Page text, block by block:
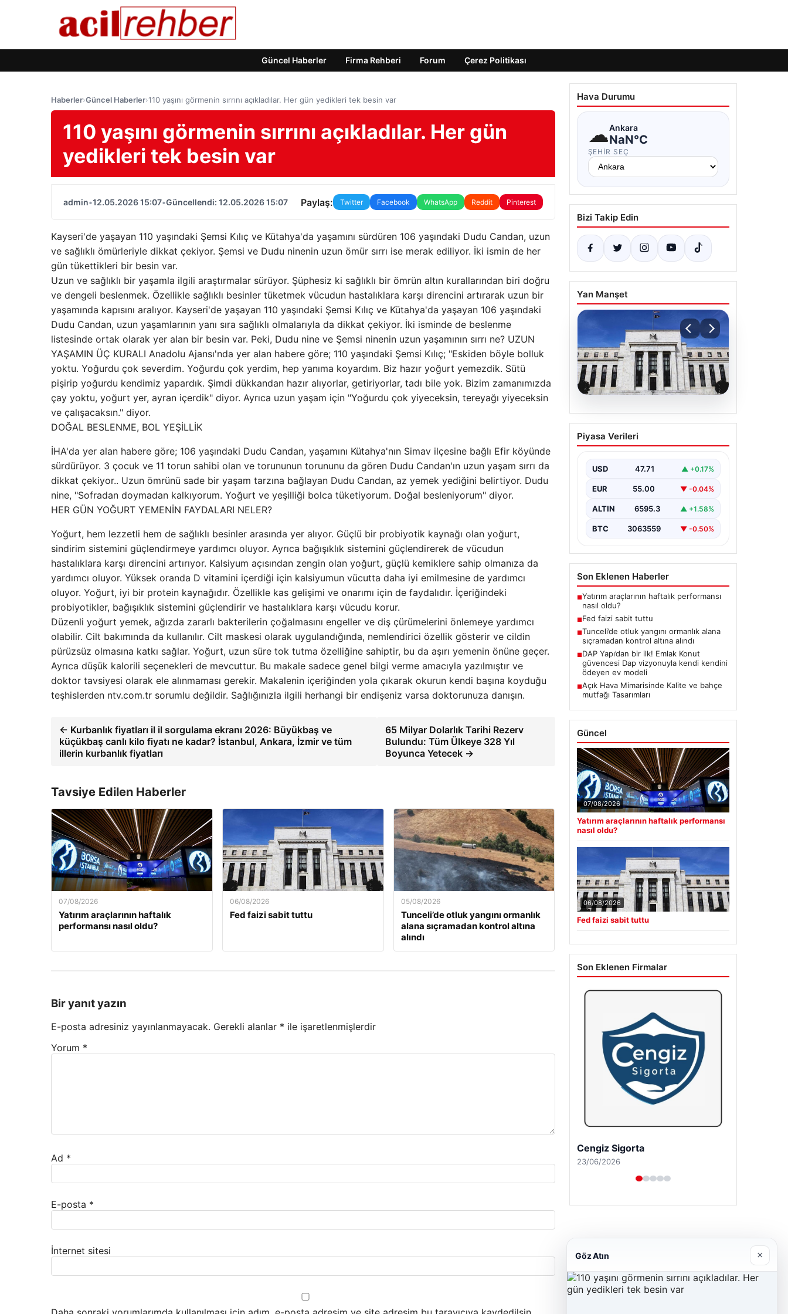
Güncel Haberler Firma Rehberi Forum Çerez Politikası
Haberler›Güncel Haberler›110 yaşını görmenin sırrını açıkladılar. Her gün yedikleri tek besin var
110 yaşını görmenin sırrını açıkladılar. Her gün
yedikleri tek besin var
admin•12.05.2026 15:07•Güncellendi: 12.05.2026 15:07 Paylaş: Twitter Facebook WhatsApp Reddit Pinterest
Kayseri'de yaşayan 110 yaşındaki Şemsi Kılıç ve Kütahya'da yaşamını sürdüren 106 yaşındaki Dudu Candan, uzun
ve sağlıklı ömürleriyle dikkat çekiyor. Şemsi ve Dudu ninenin uzun ömür sırrı ise merak ediliyor. İki ismin de her
gün tükettikleri bir besin var.
Uzun ve sağlıklı bir yaşamla ilgili araştırmalar sürüyor. Şüphesiz ki sağlıklı bir ömrün altın kurallarından biri doğru
ve dengeli beslenmek. Özellikle sağlıklı besinler tüketmek vücudun hastalıklara karşı direncini artırarak uzun bir
yaşamında kapısını aralıyor. Kayseri'de yaşayan 110 yaşındaki Şemsi Kılıç ve Kütahya'da yaşayan 106 yaşındaki
Dudu Candan, uzun yaşamlarının yanı sıra sağlıklı olmalarıyla da dikkat çekiyor. İki isminde de beslenme
listesinde ortak olarak yer alan bir besin var. Peki, Dudu nine ve Şemsi ninenin uzun yaşamının sırrı ne? UZUN
YAŞAMIN ÜÇ KURALI Anadolu Ajansı'nda yer alan habere göre; 110 yaşındaki Şemsi Kılıç; "Eskiden böyle bolluk
yoktu. Yoğurdu çok severdim. Yoğurdu çok yerdim, hep yanıma koyardım. Biz hazır yoğurt yemezdik. Sütü
pişirip yoğurdu kendimiz yapardık. Şimdi dükkandan hazır alıyorlar, getiriyorlar, tadı bile yok. Bizim zamanımızda
çay yoktu, yoğurt yer, ayran içerdik" diyor. Ayrıca uzun yaşam için "Yoğurdu çok yiyeceksin, tereyağı yiyeceksin
ve çalışacaksın." diyor.
DOĞAL BESLENME, BOL YEŞİLLİK
İHA'da yer alan habere göre; 106 yaşındaki Dudu Candan, yaşamını Kütahya'nın Simav ilçesine bağlı Efir köyünde
sürdürüyor. 3 çocuk ve 11 torun sahibi olan ve torununun torununu da gören Dudu Candan'ın uzun yaşam sırrı da
dikkat çekiyor.. Uzun ömrünü sade bir yaşam tarzına bağlayan Dudu Candan, az yemek yediğini belirtiyor. Dudu
nine, "Sofradan doymadan kalkıyorum. Yoğurt ve yeşilliği bolca tüketiyorum. Doğal besleniyorum" diyor.
HER GÜN YOĞURT YEMENİN FAYDALARI NELER?
Yoğurt, hem lezzetli hem de sağlıklı besinler arasında yer alıyor. Güçlü bir probiyotik kaynağı olan yoğurt,
sindirim sistemini güçlendirmeye yardımcı oluyor. Ayrıca bağışıklık sistemini güçlendirerek de vücudun
hastalıklara karşı direncini artırıyor. Kalsiyum açısından zengin olan yoğurt, güçlü kemiklere sahip olmanıza da
yardımcı oluyor. Yüksek oranda D vitamini içerdiği için kalsiyumun vücutta daha iyi emilmesine de yardımcı
oluyor. Yoğurt, iyi bir protein kaynağıdır. Özellikle kas gelişimi ve onarımı için de faydalıdır. İçeriğindeki
probiyotikler, bağışıklık sistemini güçlendirir ve hastalıklara karşı vücudu korur.
Düzenli yoğurt yemek, ağızda zararlı bakterilerin çoğalmasını engeller ve diş çürümelerini önlemeye yardımcı
olabilir. Cilt bakımında da kullanılır. Cilt maskesi olarak uygulandığında, nemlendirici özellik gösterir ve cildin
pürüzsüz olmasına katkı sağlar. Yoğurt, uzun süre tok tutma özelliğine sahiptir, bu da aşırı yemenin önüne geçer.
Ayrıca düşük kalorili seçenekleri de mevcuttur. Bu makale sadece genel bilgi verme amacıyla yazılmıştır ve
doktor tavsiyesi olarak ele alınmaması gerekir. Makalenin içeriğinden yola çıkarak okurun kendi başına koyduğu
teşhislerden ntv.com.tr sorumlu değildir. Sağlığınızla ilgili herhangi bir endişeniz varsa doktorunuza danışın.
← Kurbanlık fiyatları il il sorgulama ekranı 2026: Büyükbaş ve
küçükbaş canlı kilo fiyatı ne kadar? İstanbul, Ankara, İzmir ve tüm
illerin kurbanlık fiyatları
65 Milyar Dolarlık Tarihi Rezerv
Bulundu: Tüm Ülkeye 328 Yıl
Boyunca Yetecek →
Tavsiye Edilen Haberler
07/08/2026
Yatırım araçlarının haftalık
performansı nasıl oldu?
06/08/2026
Fed faizi sabit tuttu
05/08/2026
Tunceli’de otluk yangını ormanlık
alana sıçramadan kontrol altına
alındı
Bir yanıt yazın
E-posta adresiniz yayınlanmayacak. Gerekli alanlar * ile işaretlenmişlerdir
Yorum *
Ad *
E-posta *
İnternet sitesi
Hava Durumu
☁Ankara
NaN°C
ŞEHIR SEÇ
Bizi Takip Edin
Yan Manşet
06.08.2026
Fed faizi sabit tuttu
Piyasa Verileri
USD 47.71 ▲ +0.17%
EUR 55.00 ▼ -0.04%
ALTIN 6595.3 ▲ +1.58%
BTC 3063559 ▼ -0.50%
Son Eklenen Haberler
■Yatırım araçlarının haftalık performansı
nasıl oldu?
■Fed faizi sabit tuttu
■Tunceli’de otluk yangını ormanlık alana
sıçramadan kontrol altına alındı
■DAP Yapı’dan bir ilk! Emlak Konut
güvencesi Dap vizyonuyla kendi kendini
ödeyen ev modeli
■Açık Hava Mimarisinde Kalite ve bahçe
mutfağı Tasarımları
Güncel
07/08/2026
Yatırım araçlarının haftalık performansı
nasıl oldu?
06/08/2026
Fed faizi sabit tuttu
Son Eklenen Firmalar
Cengiz Sigorta
23/06/2026
Göz Atın ×